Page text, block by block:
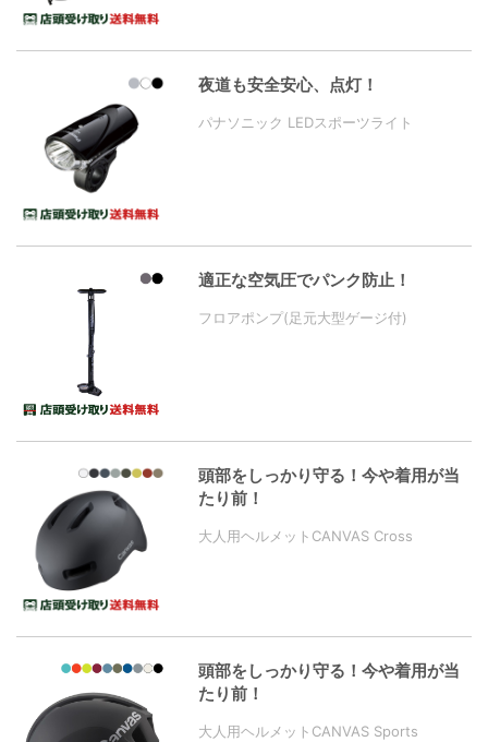
夜道も安全安心、点灯！
パナソニック LEDスポーツライト
適正な空気圧でパンク防止！
フロアポンプ(足元大型ゲージ付)
頭部をしっかり守る！今や着用が当
たり前！
大人用ヘルメットCANVAS Cross
頭部をしっかり守る！今や着用が当
たり前！
大人用ヘルメットCANVAS Sports